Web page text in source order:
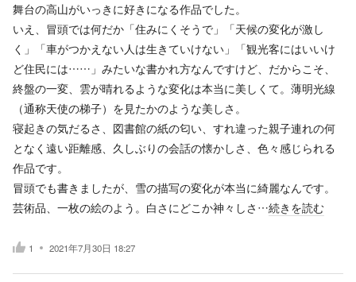
舞台の高山がいっきに好きになる作品でした。
いえ、冒頭では何だか「住みにくそうで」「天候の変化が激し
く」「車がつかえない人は生きていけない」「観光客にはいいけ
ど住民には……」みたいな書かれ方なんですけど、だからこそ、
終盤の一変、雲が晴れるような変化は本当に美しくて。薄明光線
（通称天使の梯子）を見たかのような美しさ。
寝起きの気だるさ、図書館の紙の匂い、すれ違った親子連れの何
となく遠い距離感、久しぶりの会話の懐かしさ、色々感じられる
作品です。
冒頭でも書きましたが、雪の描写の変化が本当に綺麗なんです。
芸術品、一枚の絵のよう。白さにどこか神々しさ…続きを読む
1 2021年7月30日 18:27